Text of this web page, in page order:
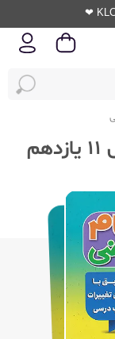
خیلی سبز گام به گام دروس 11 یازدهم